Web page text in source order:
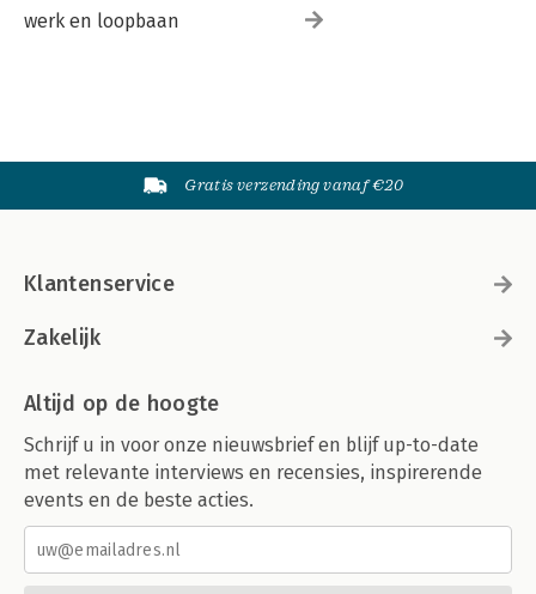
werk en loopbaan
Gratis verzending vanaf €20
Klantenservice
Zakelijk
Altijd op de hoogte
Schrijf u in voor onze nieuwsbrief en blijf up-to-date
met relevante interviews en recensies, inspirerende
events en de beste acties.